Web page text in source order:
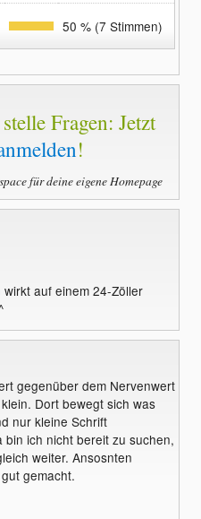
50 % (7 Stimmen)
Fragen: Jetzt
!
für deine eigene Homepage
wirkt auf einem 24-Zöller
gegenüber dem Nervenwert
Dort bewegt sich was
nur kleine Schrift
bin ich nicht bereit zu suchen,
weiter. Ansosnten
gemacht.